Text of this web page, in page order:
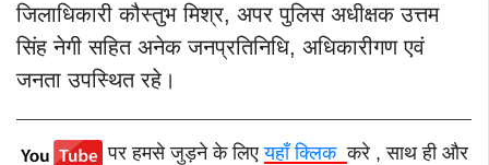
जिलाधिकारी कौस्तुभ मिश्र, अपर पुलिस अधीक्षक उत्तम
सिंह नेगी सहित अनेक जनप्रतिनिधि, अधिकारीगण एवं
जनता उपस्थित रहे।
पर हमसे जुड़ने के लिएयहाँ क्लिककरे , साथ ही और